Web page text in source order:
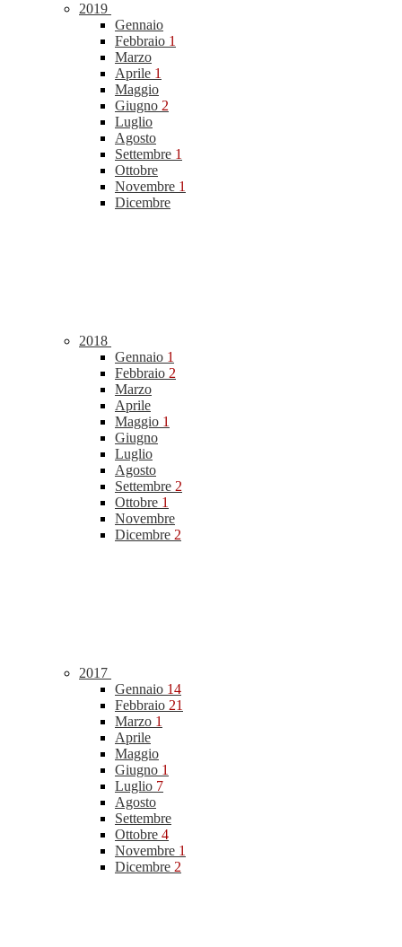
2019
Gennaio
Febbraio 1
Marzo
Aprile 1
Maggio
Giugno 2
Luglio
Agosto
Settembre 1
Ottobre
Novembre 1
Dicembre
2018
Gennaio 1
Febbraio 2
Marzo
Aprile
Maggio 1
Giugno
Luglio
Agosto
Settembre 2
Ottobre 1
Novembre
Dicembre 2
2017
Gennaio 14
Febbraio 21
Marzo 1
Aprile
Maggio
Giugno 1
Luglio 7
Agosto
Settembre
Ottobre 4
Novembre 1
Dicembre 2